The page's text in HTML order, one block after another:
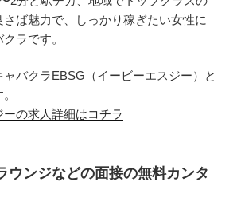
ば魅力で、しっかり稼ぎたい女性に
ラです。
バクラEBSG（イービーエスジー）と
の求人詳細はコチラ
ウンジなどの面接の無料カンタ